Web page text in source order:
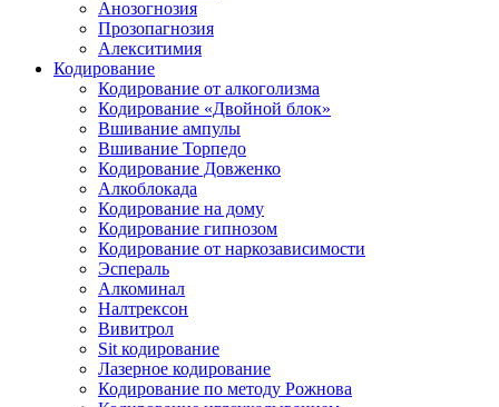
Анозогнозия
Прозопагнозия
Алекситимия
Кодирование
Кодирование от алкоголизма
Кодирование «Двойной блок»
Вшивание ампулы
Вшивание Торпедо
Кодирование Довженко
Алкоблокада
Кодирование на дому
Кодирование гипнозом
Кодирование от наркозависимости
Эспераль
Алкоминал
Налтрексон
Вивитрол
Sit кодирование
Лазерное кодирование
Кодирование по методу Рожнова